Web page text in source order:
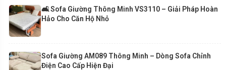
🛋️ Sofa Giường Thông Minh VS3110 – Giải Pháp Hoàn
Hảo Cho Căn Hộ Nhỏ
Sofa Giường AM089 Thông Minh – Dòng Sofa Chỉnh
Điện Cao Cấp Hiện Đại